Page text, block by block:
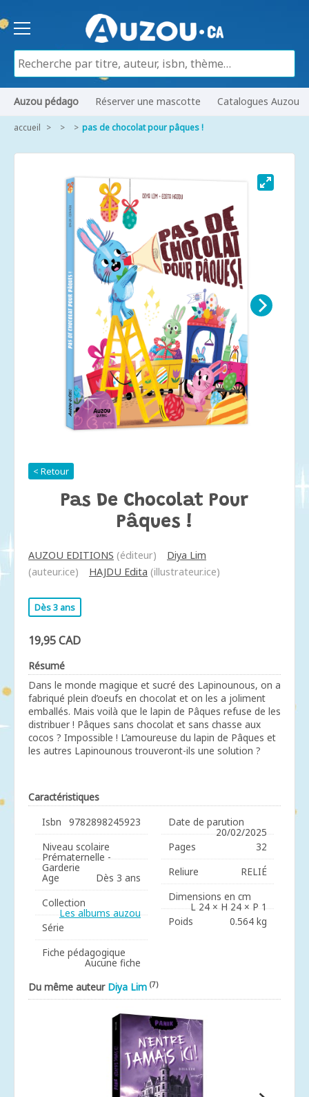
Auzou pédago Réserver une mascotte Catalogues Auzou
accueil pas de chocolat pour pâques !
< Retour
Pas De Chocolat Pour
Pâques !
AUZOU EDITIONS (éditeur)
Diya Lim
(auteur.ice)
HAJDU Edita (illustrateur.ice)
Dès 3 ans
19,95 CAD
Résumé
Dans le monde magique et sucré des Lapinounous, on a
fabriqué plein d’oeufs en chocolat et on les a joliment
emballés. Mais voilà que le lapin de Pâques refuse de les
distribuer ! Pâques sans chocolat et sans chasse aux
cocos ? Impossible ! L’amoureuse du lapin de Pâques et
les autres Lapinounous trouveront-ils une solution ?
Caractéristiques
Isbn
9782898245923
Niveau scolaire
Prématernelle -
Garderie
Age
Dès 3 ans
Collection
Les albums auzou
Série
Fiche pédagogique
Aucune fiche
Date de parution
20/02/2025
Pages
32
Reliure
RELIÉ
Dimensions en cm
L 24 × H 24 × P 1
Poids
0.564 kg
Du même auteur Diya Lim (7)